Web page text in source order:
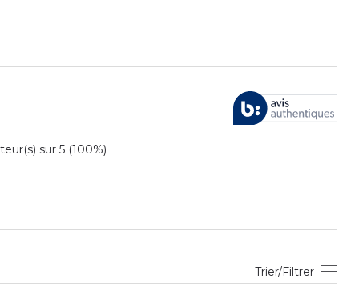
sur 5 (100%)
Trier/Filtrer